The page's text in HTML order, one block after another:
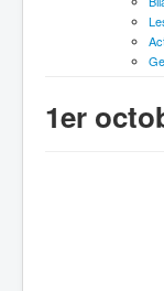
1er